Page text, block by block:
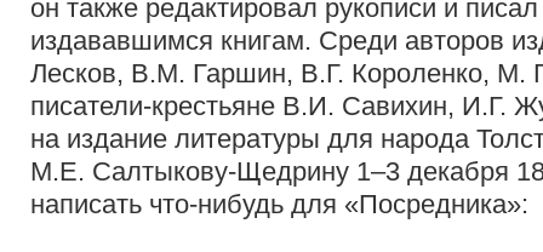
он также редактировал рукописи и
издававшимся книгам. Среди авторов
Лесков, В.М. Гаршин, В.Г. Короленко, М.
писатели-крестьяне В.И. Савихин, И.Г.
на издание литературы для народа
М.Е. Салтыкову-Щедрину 1–3 декабря
написать что-нибудь для «Посредника»: